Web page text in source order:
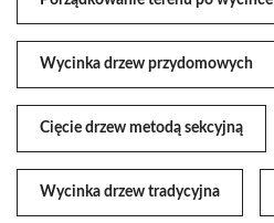
Wycinka drzew przydomowych
Cięcie drzew metodą sekcyjną
Wycinka drzew tradycyjna